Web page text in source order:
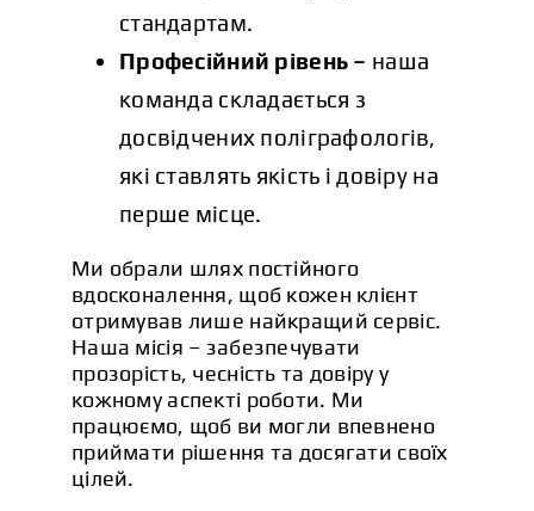
стандартам.
Професійний рівень – наша
команда складається з
досвідчених поліграфологів,
які ставлять якість і довіру на
перше місце.
Ми обрали шлях постійного
вдосконалення, щоб кожен клієнт
отримував лише найкращий сервіс.
Наша місія – забезпечувати
прозорість, чесність та довіру у
кожному аспекті роботи. Ми
працюємо, щоб ви могли впевнено
приймати рішення та досягати своїх
цілей.